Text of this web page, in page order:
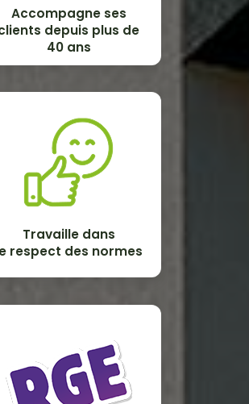
Accompagne ses
depuis plus de
40 ans
Travaille dans
respect des normes